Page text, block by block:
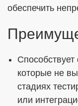
обеспечить
которые не
стадиях
или